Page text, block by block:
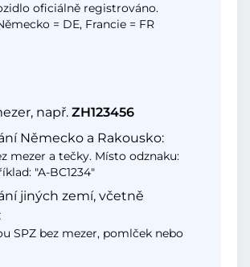
oficiálně registrováno.
= DE, Francie = FR
např. ZH123456
Německo a Rakousko:
mezer a tečky. Místo odznaku:
"A-BC1234"
jiných zemí, včetně
SPZ bez mezer, pomlček nebo